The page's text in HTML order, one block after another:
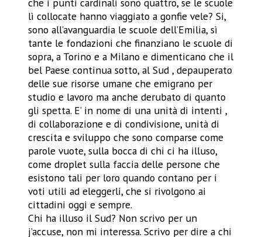
lì collocate hanno viaggiato a gonfie vele? Si,
sono all’avanguardia le scuole dell’Emilia, sì
tante le fondazioni che finanziano le scuole di
sopra, a Torino e a Milano e dimenticano che il
bel Paese continua sotto, al Sud , depauperato
delle sue risorse umane che emigrano per
studio e lavoro ma anche derubato di quanto
gli spetta. E’ in nome di una unità di intenti ,
di collaborazione e di condivisione, unità di
crescita e sviluppo che sono comparse come
parole vuote, sulla bocca di chi ci ha illuso,
come droplet sulla faccia delle persone che
esistono tali per loro quando contano per i
voti utili ad eleggerli, che si rivolgono ai
cittadini oggi e sempre.
Chi ha illuso il Sud? Non scrivo per un
j’accuse, non mi interessa. Scrivo per dire a chi